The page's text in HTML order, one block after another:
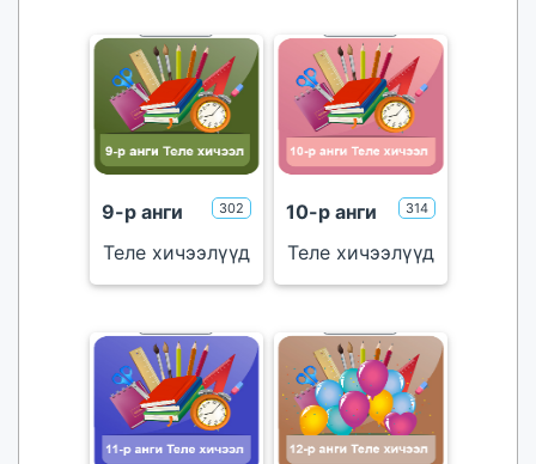
9-р анги 302
Теле хичээлүүд
10-р анги 314
Теле хичээлүүд
тоглуулах тоглуулах